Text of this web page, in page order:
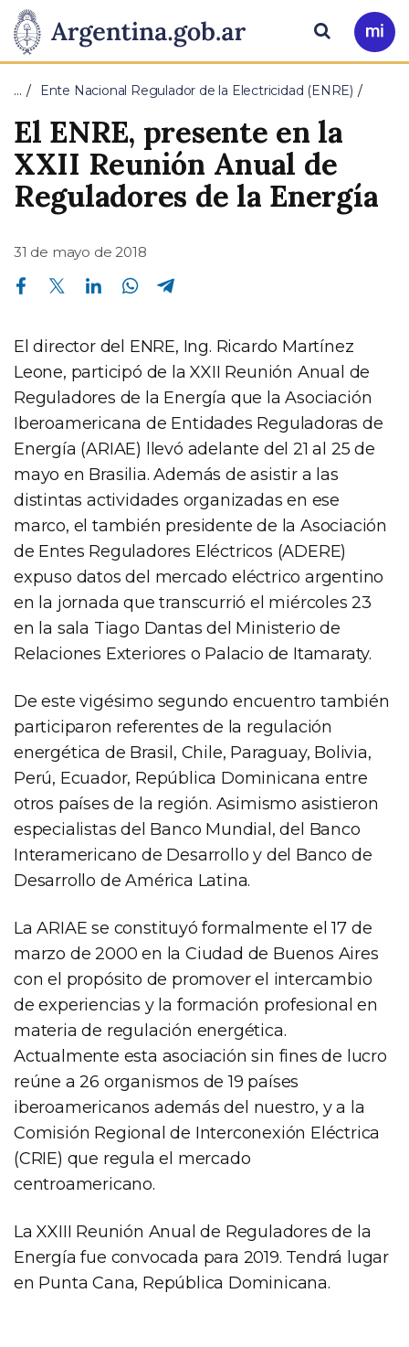
Presidencia
de
la
Nación
Pasar al contenido principal
Ir
a
Buscar
… Ente Nacional Regulador de la Electricidad (ENRE)
El ENRE, presente en la
XXII Reunión Anual de
Reguladores de la Energía
31 de mayo de 2018
Compartir en Facebook Compartir en Twitter Compartir en Linkedin Compartir en Whatsapp
El director del ENRE, Ing. Ricardo Martínez
Leone, participó de la XXII Reunión Anual de
Reguladores de la Energía que la Asociación
Iberoamericana de Entidades Reguladoras de
Energía (ARIAE) llevó adelante del 21 al 25 de
mayo en Brasilia. Además de asistir a las
distintas actividades organizadas en ese
marco, el también presidente de la Asociación
de Entes Reguladores Eléctricos (ADERE)
expuso datos del mercado eléctrico argentino
en la jornada que transcurrió el miércoles 23
en la sala Tiago Dantas del Ministerio de
Relaciones Exteriores o Palacio de Itamaraty.
De este vigésimo segundo encuentro también
participaron referentes de la regulación
energética de Brasil, Chile, Paraguay, Bolivia,
Perú, Ecuador, República Dominicana entre
otros países de la región. Asimismo asistieron
especialistas del Banco Mundial, del Banco
Interamericano de Desarrollo y del Banco de
Desarrollo de América Latina.
La ARIAE se constituyó formalmente el 17 de
marzo de 2000 en la Ciudad de Buenos Aires
con el propósito de promover el intercambio
de experiencias y la formación profesional en
materia de regulación energética.
Actualmente esta asociación sin fines de lucro
reúne a 26 organismos de 19 países
iberoamericanos además del nuestro, y a la
Comisión Regional de Interconexión Eléctrica
(CRIE) que regula el mercado
centroamericano.
La XXIII Reunión Anual de Reguladores de la
Energía fue convocada para 2019. Tendrá lugar
en Punta Cana, República Dominicana.